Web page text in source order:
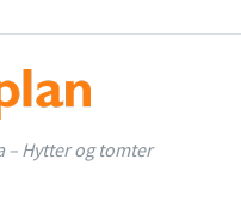
– Hytter og tomter